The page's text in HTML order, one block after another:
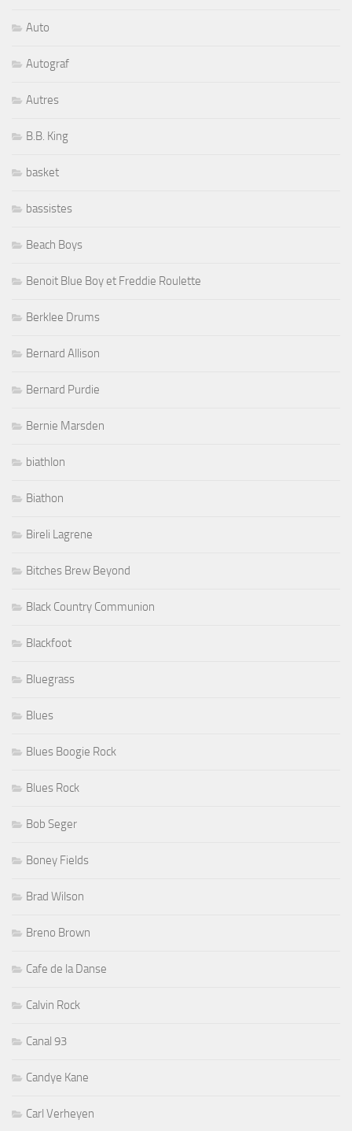
Auto
Autograf
Autres
B.B. King
basket
bassistes
Beach Boys
Benoit Blue Boy et Freddie Roulette
Berklee Drums
Bernard Allison
Bernard Purdie
Bernie Marsden
biathlon
Biathon
Bireli Lagrene
Bitches Brew Beyond
Black Country Communion
Blackfoot
Bluegrass
Blues
Blues Boogie Rock
Blues Rock
Bob Seger
Boney Fields
Brad Wilson
Breno Brown
Cafe de la Danse
Calvin Rock
Canal 93
Candye Kane
Carl Verheyen